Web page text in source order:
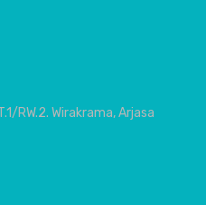
RW.2. Wirakrama, Arjasa